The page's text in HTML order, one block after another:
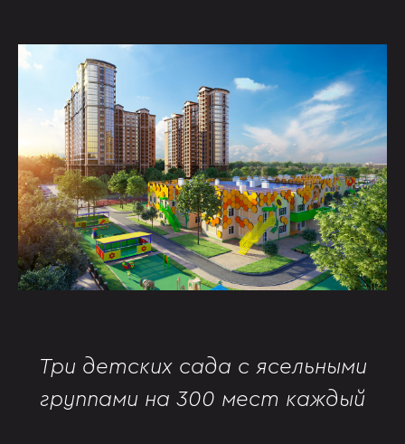
Три детских сада с ясельными
группами на 300 мест каждый